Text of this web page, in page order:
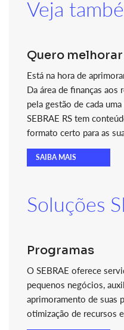
Veja
Quero
Está na hora de
Da área de finanças aos
pela gestão de cada
SEBRAE RS tem
formato certo para as
SAIBA MAIS
Soluções
Programas
O SEBRAE oferece
pequenos negócios,
aprimoramento de suas
otimização de recursos